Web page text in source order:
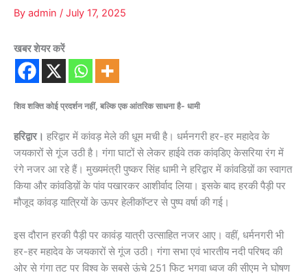
By admin / July 17, 2025
खबर शेयर करें
शिव शक्ति कोई प्रदर्शन नहीं, बल्कि एक आंतरिक साधना है- धामी
हरिद्वार। हरिद्वार में कांवड़ मेले की धूम मची है। धर्मनगरी हर-हर महादेव के
जयकारों से गूंज उठी है। गंगा घाटों से लेकर हाईवे तक कांवडि़ए केसरिया रंग में
रंगे नजर आ रहे हैं। मुख्यमंत्री पुष्कर सिंह धामी ने हरिद्वार में कांवडिय़ों का स्वागत
किया और कांवडिय़ों के पांव पखारकर आशीर्वाद लिया। इसके बाद हरकी पैड़ी पर
मौजूद कांवड़ यात्रियों के ऊपर हेलीकॉप्टर से पुष्प वर्षा की गई।
इस दौरान हरकी पैड़ी पर कावंड़ यात्री उत्साहित नजर आए। वहीं, धर्मनगरी भी
हर-हर महादेव के जयकारों से गूंज उठी। गंगा सभा एवं भारतीय नदी परिषद की
ओर से गंगा तट पर विश्व के सबसे ऊंचे 251 फिट भगवा ध्वज की सीएम ने घोषण